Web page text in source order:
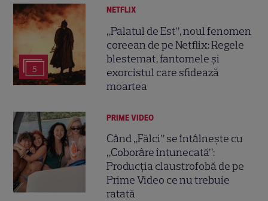
5
NETFLIX
„Palatul de Est”, noul fenomen
coreean de pe Netflix: Regele
blestemat, fantomele și
exorcistul care sfidează
moartea
PRIME VIDEO
Când „Fălci” se întâlnește cu
„Coborâre întunecată”:
Producția claustrofobă de pe
Prime Video ce nu trebuie
ratată